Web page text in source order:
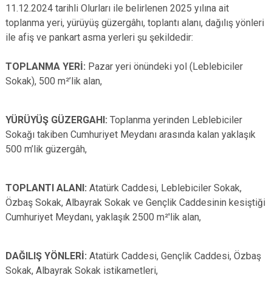
Evren
Gölbaşı
Güdül
Yenimahalle
Pursaklar
11.12.2024 tarihli Olurları ile belirlenen 2025 yılına ait
toplanma yeri, yürüyüş güzergâhı, toplantı alanı, dağılış yönleri
ile afiş ve pankart asma yerleri şu şekildedir:
TOPLANMA YERİ: Pazar yeri önündeki yol (Leblebiciler
Sokak), 500 m²’lik alan,
YÜRÜYÜŞ GÜZERGAHI: Toplanma yerinden Leblebiciler
Sokağı takiben Cumhuriyet Meydanı arasında kalan yaklaşık
500 m’lik güzergâh,
TOPLANTI ALANI: Atatürk Caddesi, Leblebiciler Sokak,
Özbaş Sokak, Albayrak Sokak ve Gençlik Caddesinin kesiştiği
Cumhuriyet Meydanı, yaklaşık 2500 m²'lik alan,
DAĞILIŞ YÖNLERİ: Atatürk Caddesi, Gençlik Caddesi, Özbaş
Sokak, Albayrak Sokak istikametleri,